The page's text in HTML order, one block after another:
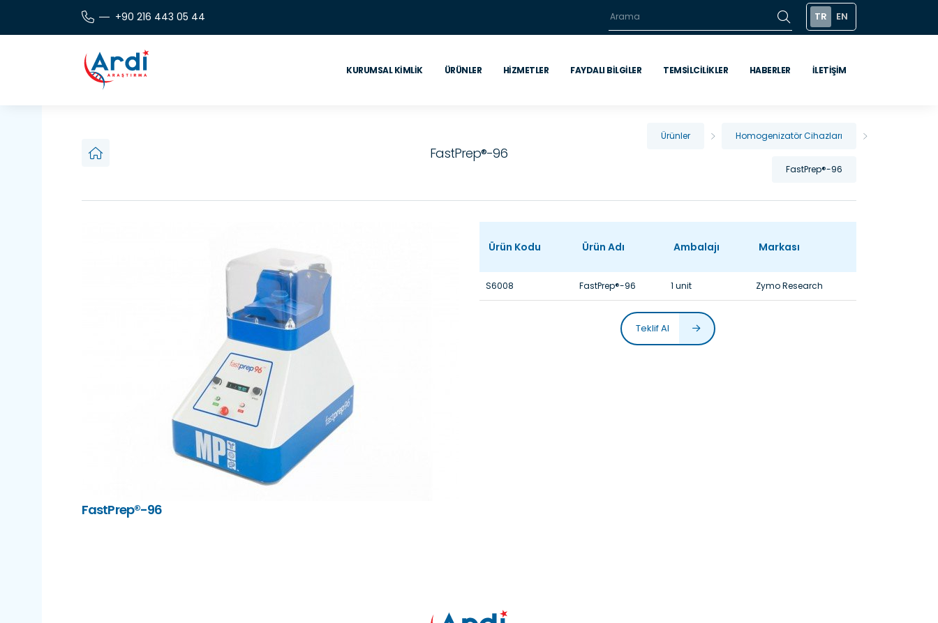
+90 216 443 05 44 TR EN
KURUMSAL KIMLIK ÜRÜNLER HIZMETLER FAYDALI BILGILER TEMSILCILIKLER HABERLER İLETIŞIM
FastPrep®-96
Ürünler Homogenizatör Cihazları
FastPrep®-96
FastPrep®-96
Ürün Kodu Ürün Adı Ambalajı Markası
S6008 FastPrep®-96 1 unit Zymo Research
Teklif Al